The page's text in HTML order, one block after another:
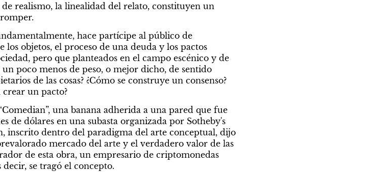
realismo, la linealidad del relato, constituyen un
hace partícipe al público de
objetos, el proceso de una deuda y los pactos
pero que planteados en el campo escénico y de
poco menos de peso, o mejor dicho, de sentido
de las cosas? ¿Cómo se construye un consenso?
crear un pacto?
una banana adherida a una pared que fue
de dólares en una subasta organizada por Sotheby's
inscrito dentro del paradigma del arte conceptual, dijo
mercado del arte y el verdadero valor de las
de esta obra, un empresario de criptomonedas
decir, se tragó el concepto.